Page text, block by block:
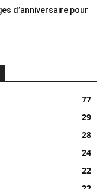
d’anniversaire pour
77
29
28
24
22